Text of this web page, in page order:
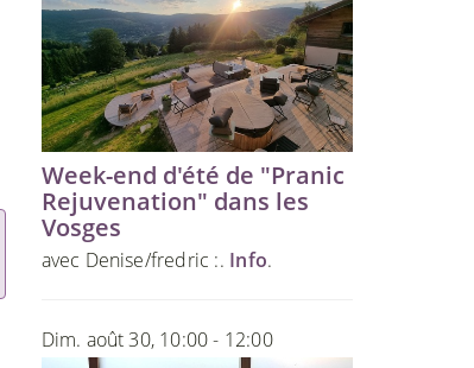
Week-end d'été de "Pranic
Rejuvenation" dans les
Vosges
avec Denise/fredric :. Info.
Dim. août 30, 10:00 - 12:00